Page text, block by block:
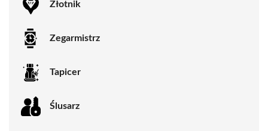
Złotnik
Zegarmistrz
Tapicer
Ślusarz